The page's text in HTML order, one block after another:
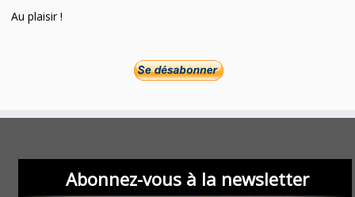
Au plaisir !
Abonnez-vous à la newsletter